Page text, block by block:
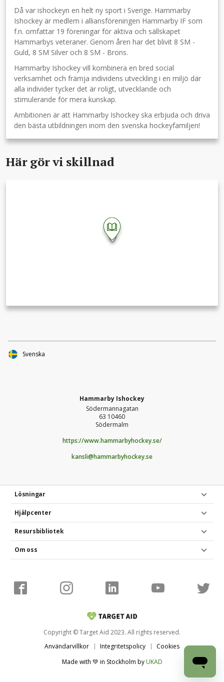
Då var ishockeyn en helt ny sport i Sverige. Hammarby
Ishockey är medlem i alliansföreningen Hammarby IF som
f.n. omfattar 19 föreningar för aktiva och sällskapet
Hammarbys veteraner. Genom åren har det blivit 8 SM -
Guld, 8 SM Silver och 8 SM - Brons.
Hammarby Ishockey vill kombinera en bred social
verksamhet och främja individens utveckling i en miljö där
alla individer tycker det är roligt, utvecklande och
stimulerande för mera kunskap.
Ambitionen är att Hammarby Ishockey ska erbjuda och driva
den bästa utbildningen inom den svenska hockeyfamiljen!
Här gör vi skillnad
Hammarby Ishockey
Södermannagatan
63 10460
Södermalm
https://www.hammarbyhockey.se/
kansli@hammarbyhockey.se
Lösningar
Hjälpcenter
Resursbibliotek
Om oss
Copyright © Target Aid 2023. All rights reserved.
Användarvillkor
Integritetspolicy
Cookies
Made with 💚 in Stockholm by UKAD
Svenska